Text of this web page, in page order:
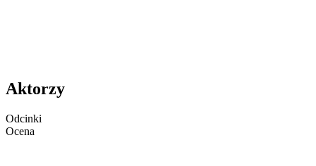
Aktorzy
Odcinki
Ocena